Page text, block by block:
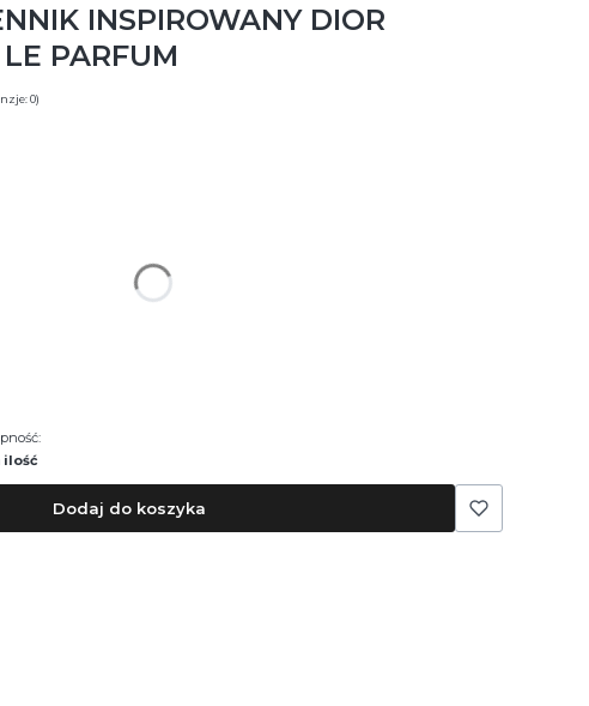
INSPIROWANY DIOR
PARFUM
0)
ilość
Dodaj do koszyka